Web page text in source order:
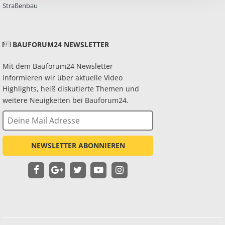
Straßenbau
BAUFORUM24 NEWSLETTER
Mit dem Bauforum24 Newsletter
informieren wir über aktuelle Video
Highlights, heiß diskutierte Themen und
weitere Neuigkeiten bei Bauforum24.
NEWSLETTER ABONNIEREN